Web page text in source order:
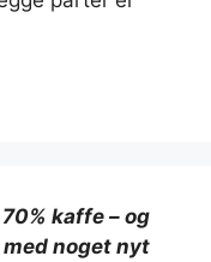
kaffe – og
noget nyt